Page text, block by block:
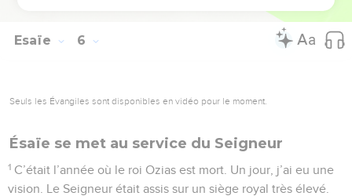
Esaïe 6
Seuls les Évangiles sont disponibles en vidéo pour le moment.
Ésaïe se met au service du Seigneur
1 C’était l’année où le roi Ozias est mort. Un jour, j’ai eu une
vision. Le Seigneur était assis sur un siège royal très élevé.